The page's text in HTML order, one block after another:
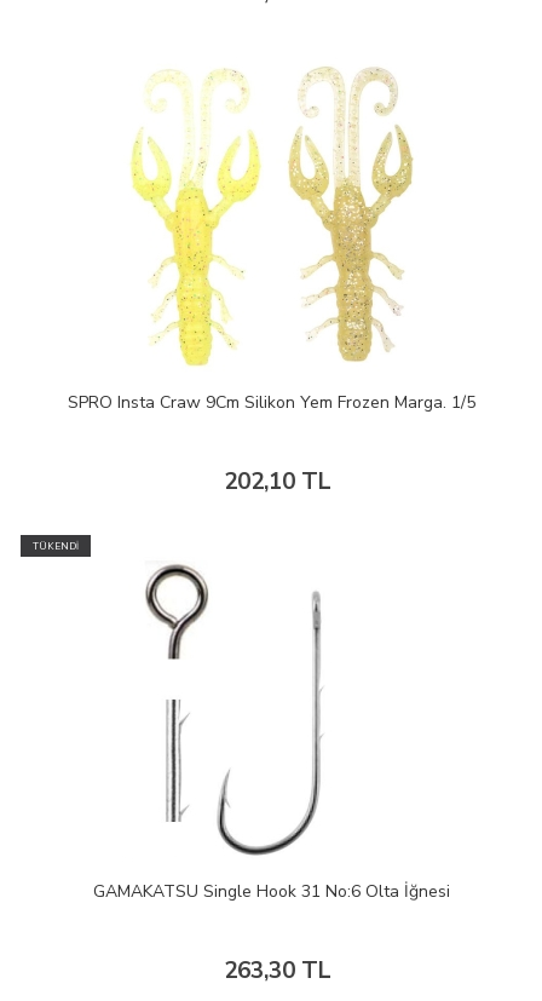
SPRO Insta Craw 9Cm Silikon Yem Frozen Marga. 1/5
202,10 TL
TÜKENDİ
GAMAKATSU Single Hook 31 No:6 Olta İğnesi
263,30 TL